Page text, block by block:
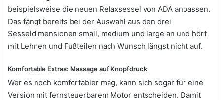
beispielsweise die neuen Relaxsessel von ADA anpassen.
Das fängt bereits bei der Auswahl aus den drei
Sesseldimensionen small, medium und large an und hört
mit Lehnen und Fußteilen nach Wunsch längst nicht auf.
Komfortable Extras: Massage auf Knopfdruck
Wer es noch komfortabler mag, kann sich sogar für eine
Version mit fernsteuerbarem Motor entscheiden. Damit